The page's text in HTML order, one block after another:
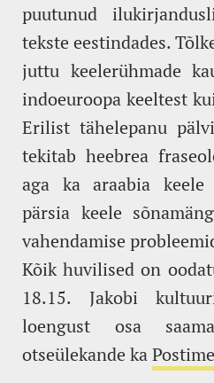
puutunud
tekste eestindades.
juttu keelerühmade
indoeuroopa keeltest
Erilist tähelepanu
tekitab heebrea
aga ka araabia keele
pärsia keele
vahendamise
Kõik huvilised on
18.15. Jakobi
loengust osa
otseülekande ka